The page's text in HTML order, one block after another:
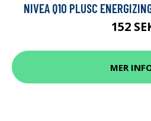
NIVEA Q10 PLUSC
152
MER